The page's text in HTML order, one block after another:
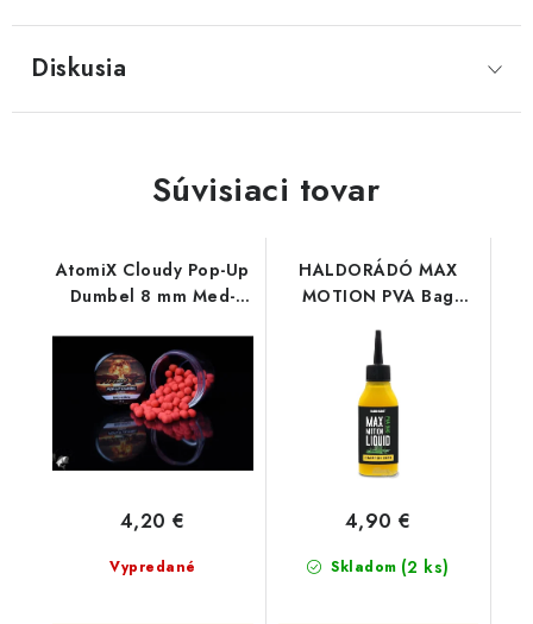
Diskusia
Súvisiaci tovar
AtomiX Cloudy Pop-Up
Dumbel 8 mm Med-
Vypredané
4,20 €
HALDORÁDÓ MAX
MOTION PVA Bag
Corn
Skladom (2 ks)
4,90 €